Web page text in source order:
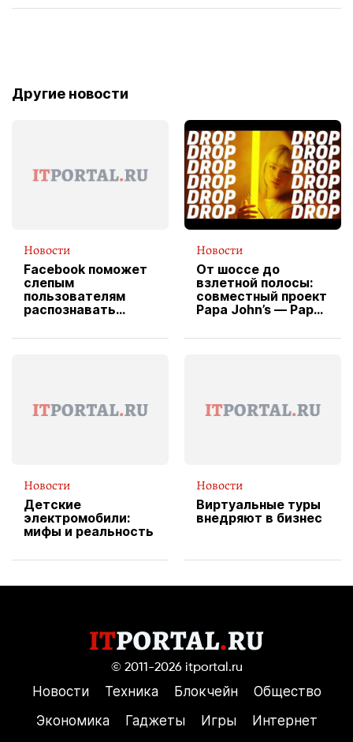
Другие новости
Новости
Facebook поможет
слепым
пользователям
распознавать
Новости
От шоссе до
взлетной полосы:
совместный проект
Papa John’s — Papa
вводит
Новости
Детские
электромобили:
мифы и реальность
Новости
Виртуальные туры
внедряют в бизнес
© 2011-2026 itportal.ru
Новости Техника Блокчейн
Общество
Экономика
Гаджеты Игры
Интернет